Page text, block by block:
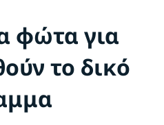
φώτα για
το δικό